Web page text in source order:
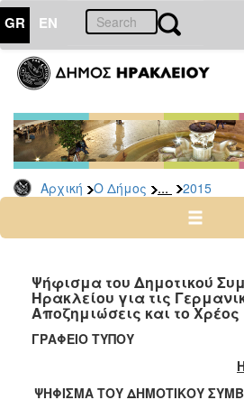
GR EN
Αρχική Ο Δήμος ... 2015
ΔΗΜΟΣ
Δελτία
Τύπου
Αρχείο
2026
2024
2022
2021
Ψήφισμα του Δημοτικού
Ηρακλείου για τις
Αποζημιώσεις και το Χρέος
ΓΡΑΦΕΙΟ ΤΥΠΟΥ
ΨΗΦΙΣΜΑ ΤΟΥ ΔΗΜΟΤΙΚΟΥ